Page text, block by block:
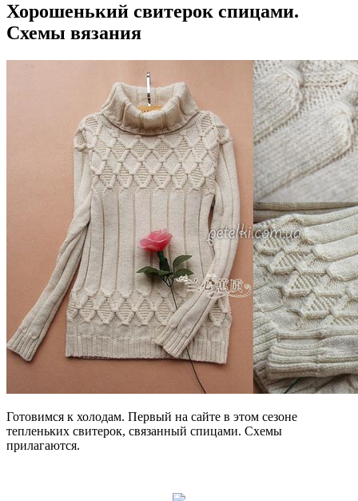
Хорошенький свитерок спицами.
Схемы вязания
Готовимся к холодам. Первый на сайте в этом сезоне
тепленьких свитерок, связанный спицами. Схемы
прилагаются.